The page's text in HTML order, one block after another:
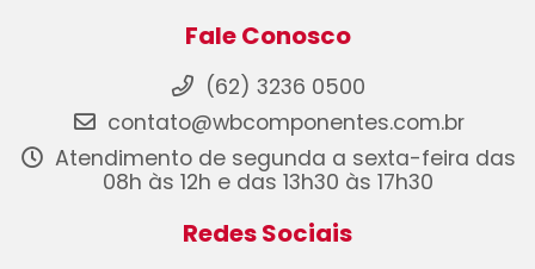
Fale Conosco
(62) 3236 0500
contato@wbcomponentes.com.br
Atendimento de segunda a sexta-feira das
08h às 12h e das 13h30 às 17h30
Redes Sociais